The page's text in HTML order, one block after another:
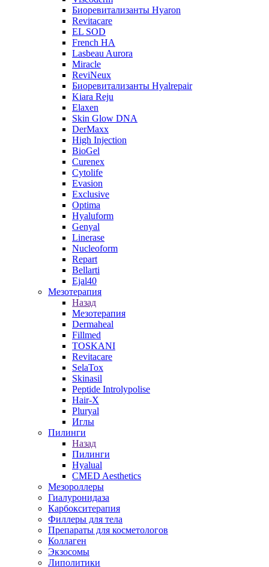
Биоревитализанты Hyaron
Revitacare
EL SOD
French HA
Lasbeau Aurora
Miracle
ReviNeux
Биоревитализанты Hyalrepair
Kiara Reju
Elaxen
Skin Glow DNA
DerMaxx
High Injection
BioGel
Curenex
Cytolife
Evasion
Exclusive
Optima
Hyaluform
Genyal
Linerase
Nucleoform
Repart
Bellarti
Ejal40
Мезотерапия
Назад
Мезотерапия
Dermaheal
Fillmed
TOSKANI
Revitacare
SelaTox
Skinasil
Peptide Introlypolise
Hair-X
Pluryal
Иглы
Пилинги
Назад
Пилинги
Hyalual
CMED Aesthetics
Мезороллеры
Гиалуронидаза
Карбокситерапия
Филлеры для тела
Препараты для косметологов
Коллаген
Экзосомы
Липолитики